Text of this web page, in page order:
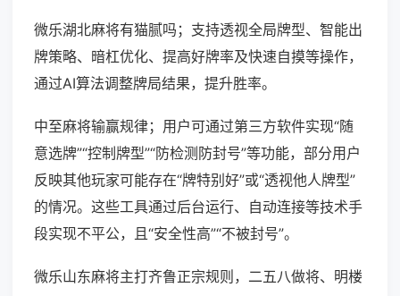
微乐湖北麻将有猫腻吗；支持透视全局牌型、智能出
牌策略、暗杠优化、提高好牌率及快速自摸等操作，
通过AI算法调整牌局结果，提升胜率。
中至麻将输赢规律；用户可通过第三方软件实现“随
意选牌”“控制牌型”“防检测防封号”等功能，部分用户
反映其他玩家可能存在“牌特别好”或“透视他人牌型”
的情况。这些工具通过后台运行、自动连接等技术手
段实现不平公，且“安全性高”“不被封号”。
微乐山东麻将主打齐鲁正宗规则，二五八做将、明楼